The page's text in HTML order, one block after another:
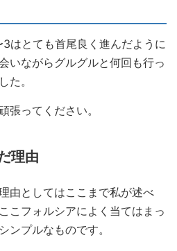
はとても首尾良く進んだように
いながらグルグルと何回も行っ
た。
張ってください。
理由
由としてはここまで私が述べ
こフォルシアによく当てはまっ
ンプルなものです。